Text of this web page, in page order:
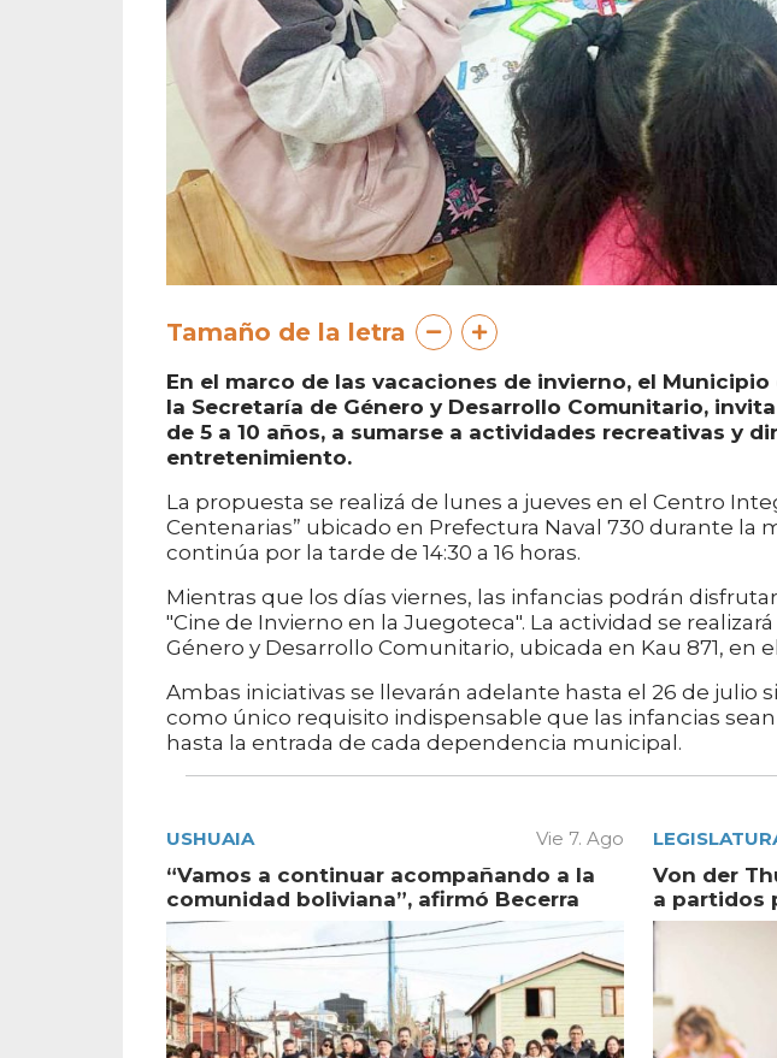
Tamaño de la letra
En el marco de las vacaciones de invierno, el
la Secretaría de Género y Desarrollo Comunitario,
de 5 a 10 años, a sumarse a actividades recreativas y
entretenimiento.
La propuesta se realizá de lunes a jueves en el Centro
Centenarias” ubicado en Prefectura Naval 730 durante la
continúa por la tarde de 14:30 a 16 horas.
Mientras que los días viernes, las infancias podrán
"Cine de Invierno en la Juegoteca". La actividad se
Género y Desarrollo Comunitario, ubicada en Kau 871, en el
Ambas iniciativas se llevarán adelante hasta el 26 de julio
como único requisito indispensable que las infancias
hasta la entrada de cada dependencia municipal.
USHUAIA Vie 7. Ago
“Vamos a continuar acompañando a la
comunidad boliviana”, afirmó Becerra
Von der
a partidos